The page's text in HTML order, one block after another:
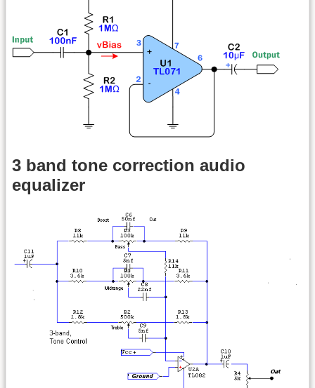
3 band tone correction audio
equalizer